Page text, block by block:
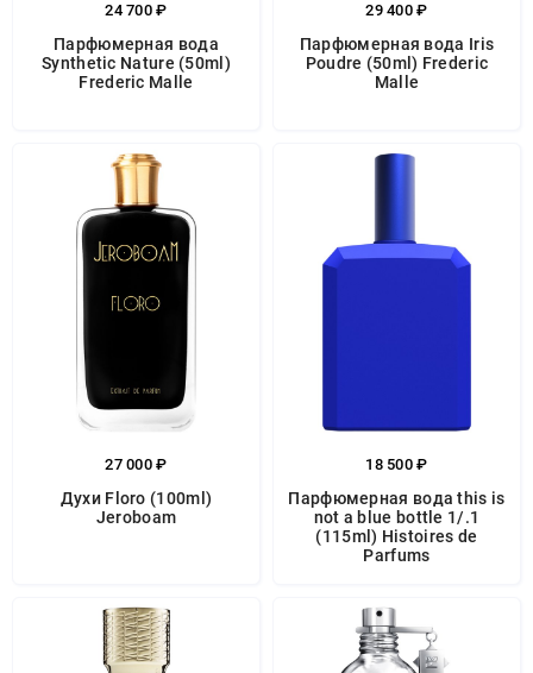
24 700 ₽
Парфюмерная вода
Synthetic Nature (50ml)
Frederic Malle
29 400 ₽
Парфюмерная вода Iris
Poudre (50ml) Frederic
Malle
27 000 ₽
Духи Floro (100ml)
Jeroboam
18 500 ₽
Парфюмерная вода this is
not a blue bottle 1/.1
(115ml) Histoires de
Parfums